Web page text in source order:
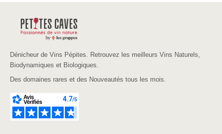
Dénicheur de Vins Pépites. Retrouvez les meilleurs Vins Naturels,
Biodynamiques et Biologiques.
Des domaines rares et des Nouveautés tous les mois.